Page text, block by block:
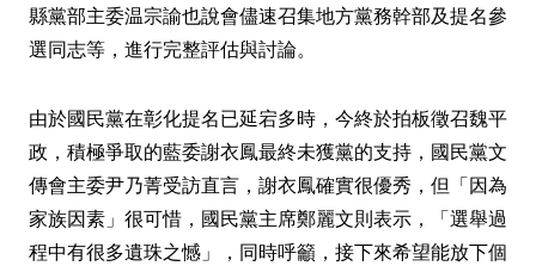
縣黨部主委温宗諭也說會儘速召集地方黨務幹部及提名參
選同志等，進行完整評估與討論。
由於國民黨在彰化提名已延宕多時，今終於拍板徵召魏平
政，積極爭取的藍委謝衣鳳最終未獲黨的支持，國民黨文
傳會主委尹乃菁受訪直言，謝衣鳳確實很優秀，但「因為
家族因素」很可惜，國民黨主席鄭麗文則表示，「選舉過
程中有很多遺珠之憾」，同時呼籲，接下來希望能放下個